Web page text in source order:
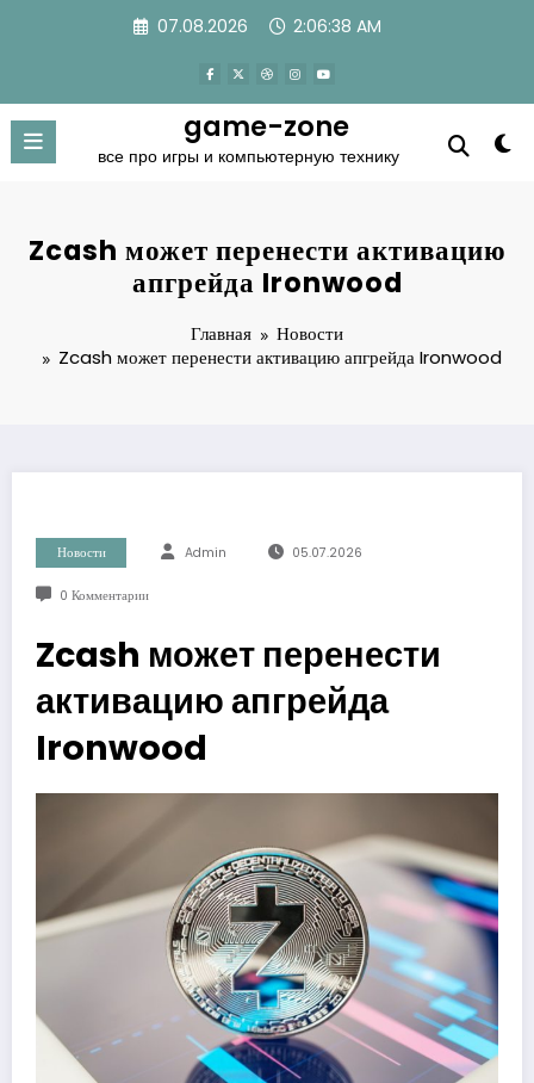
07.08.2026 2:06:38 AM
game-zone
все про игры и компьютерную технику
Zcash может перенести активацию
апгрейда Ironwood
Главная
Новости
Zcash может перенести активацию апгрейда Ironwood
Новости Admin 05.07.2026
0 Комментарии
Zcash может перенести
активацию апгрейда
Ironwood